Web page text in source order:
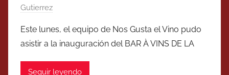
Gutierrez
Este lunes, el equipo de Nos Gusta el Vino pudo
asistir a la inauguración del BAR À VINS DE LA
Seguir leyendo